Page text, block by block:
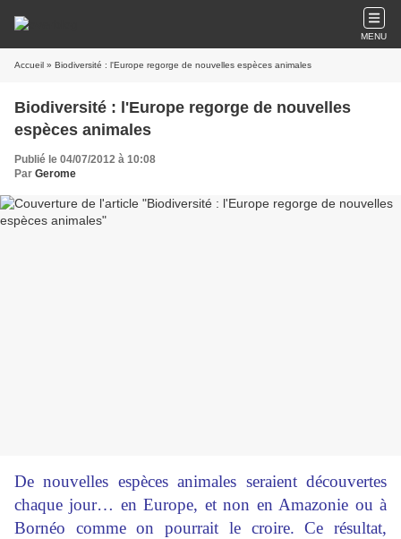
MENU
Accueil » Biodiversité : l'Europe regorge de nouvelles espèces animales
Biodiversité : l'Europe regorge de nouvelles
espèces animales
Publié le 04/07/2012 à 10:08
Par Gerome
De nouvelles espèces animales seraient découvertes
chaque jour… en Europe, et non en Amazonie ou à
Bornéo comme on pourrait le croire. Ce résultat,